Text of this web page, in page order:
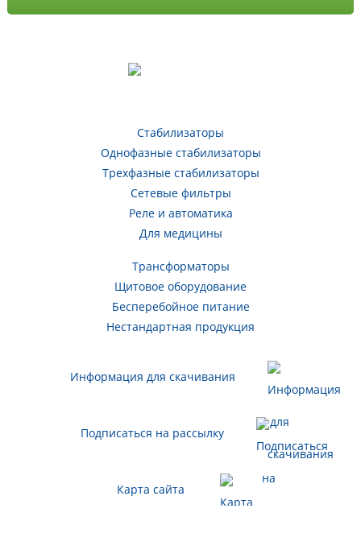
Стабилизаторы
Однофазные стабилизаторы
Трехфазные стабилизаторы
Сетевые фильтры
Реле и автоматика
Для медицины
Трансформаторы
Щитовое оборудование
Бесперебойное питание
Нестандартная продукция
Информация для скачивания
Подписаться на рассылку
Карта сайта